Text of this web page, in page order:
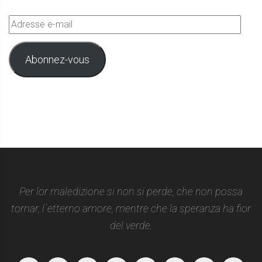
Adresse
e-
mail
Abonnez-vous
Per lor maledizione si non si perde, che non possa
tornar, l`etterno amore, mentre che la speranza ha fior
del verde.